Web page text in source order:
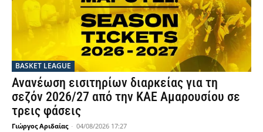
BASKET LEAGUE
Ανανέωση εισιτηρίων διαρκείας για τη
σεζόν 2026/27 από την ΚΑΕ Αμαρουσίου σε
τρεις φάσεις
Γιώργος Αριδαίας - 04/08/2026 17:27